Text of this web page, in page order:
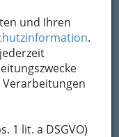
und Ihren
.
Verarbeitungen
1 lit. a DSGVO)
zeitlich
regelmäßig
auf der eine
Muster an
gewerbliche